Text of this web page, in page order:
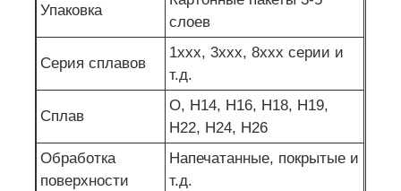
Упаковка
слоев
Серия сплавов
1xxx, 3xxx, 8xxx серии и
т.д.
Сплав
О, H14, H16, H18, H19,
H22, H24, H26
Обработка
поверхности
Напечатанные, покрытые и
т.д.